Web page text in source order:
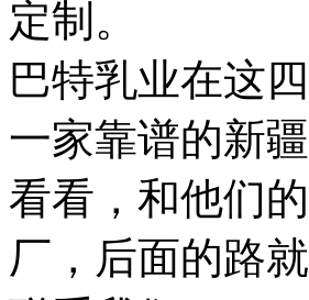
定制。
巴特乳业在这
一家靠谱的新
看看，和他们
厂，后面的路就